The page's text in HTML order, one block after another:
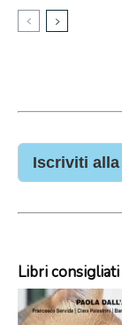
Iscriviti
Libri consigliati